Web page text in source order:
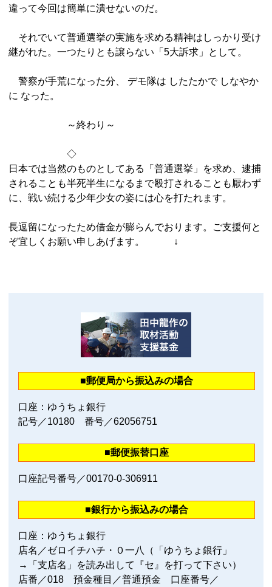
違って今回は簡単に潰せないのだ。
それでいて普通選挙の実施を求める精神はしっかり受け
継がれた。一つたりとも譲らない「5大訴求」として。
警察が手荒になった分、 デモ隊は したたかで しなやか
に なった。
～終わり～
◇
日本では当然のものとしてある「普通選挙」を求め、逮捕
されることも半死半生になるまで殴打されることも厭わず
に、戦い続ける少年少女の姿には心を打たれます。
長逗留になったため借金が膨らんでおります。ご支援何と
ぞ宜しくお願い申しあげます。 ↓
■郵便局から振込みの場合
口座：ゆうちょ銀行
記号／10180 番号／62056751
■郵便振替口座
口座記号番号／00170‐0‐306911
■銀行から振込みの場合
口座：ゆうちょ銀行
店名／ゼロイチハチ・０一八（「ゆうちょ銀行」
→「支店名」を読み出して『セ』を打って下さい）
店番／018 預金種目／普通預金 口座番号／